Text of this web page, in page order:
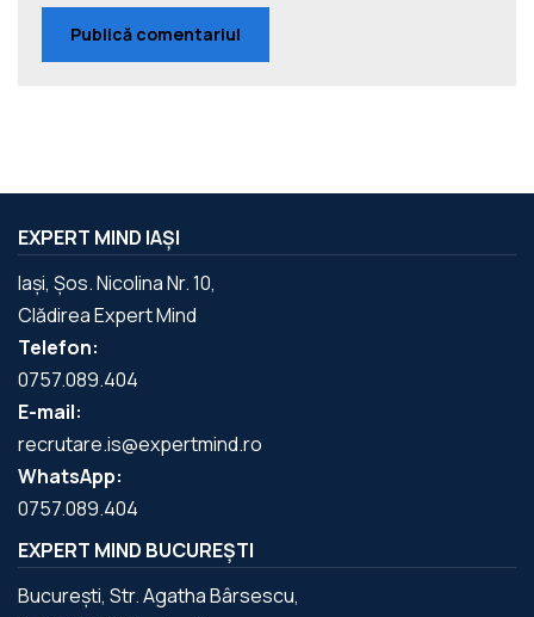
EXPERT MIND IAȘI
Iași, Șos. Nicolina Nr. 10,
Clădirea Expert Mind
Telefon:
0757.089.404
E-mail:
recrutare.is@expertmind.ro
WhatsApp:
0757.089.404
EXPERT MIND BUCUREȘTI
București, Str. Agatha Bârsescu,